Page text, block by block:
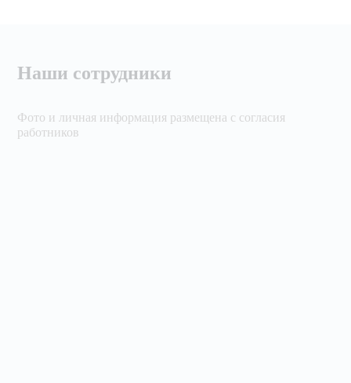
Наши сотрудники
Фото и личная информация размещена с согласия
работников